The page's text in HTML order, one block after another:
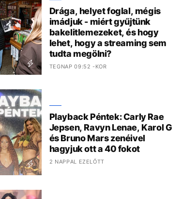
Drága, helyet foglal, mégis
imádjuk - miért gyűjtünk
bakelitlemezeket, és hogy
lehet, hogy a streaming sem
tudta megölni?
TEGNAP 09:52 -KOR
Playback Péntek: Carly Rae
Jepsen, Ravyn Lenae, Karol G
és Bruno Mars zenéivel
hagyjuk ott a 40 fokot
2 NAPPAL EZELŐTT